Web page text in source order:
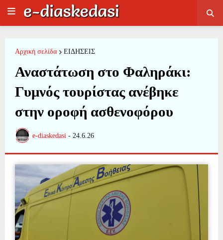
Αρχική σελίδα ΕΙΔΗΣΕΙΣ
Αναστάτωση στο Φαληράκι:
Γυμνός τουρίστας ανέβηκε
στην οροφή ασθενοφόρου
e-diaskedasi - 24.6.26